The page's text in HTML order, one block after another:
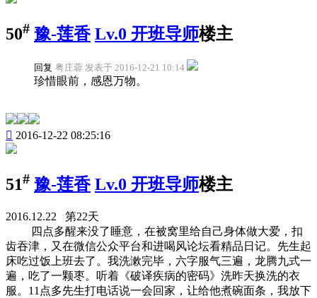
50# 豫-莲香 Lv.0 开班导师楼主
回复 粤庄蓉 发表于 2016-12-21 10:14
珍惜眼前，感恩万物。
 2016-12-22 08:25:16
51# 豫-莲香 Lv.0 开班导师楼主
2016.12.22 第22天
四点多醒来没了睡意，在被窝里给自己身体做大爱，扣
齿吞津，又在微信公众平台和进喝风论坛看精品日记。先生起
床吃过饭上班去了。我洗漱完毕，六字服气三遍，龙腾九式一
遍，吃了一颗枣。听着《破译疾病的密码》洗昨天换洗的衣
服。11点多先生打电话说一会回家，让给他煮碗面条，我放下